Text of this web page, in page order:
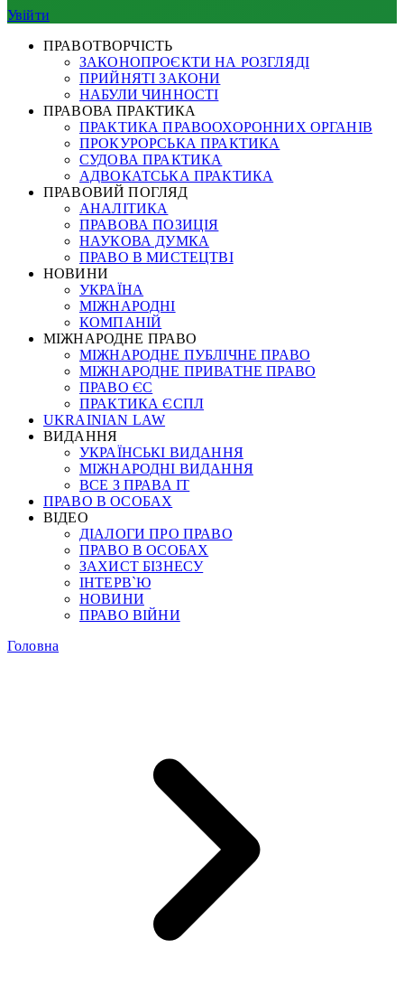
Увійти
ПРАВОТВОРЧІСТЬ
ЗАКОНОПРОЄКТИ НА РОЗГЛЯДІ
ПРИЙНЯТІ ЗАКОНИ
НАБУЛИ ЧИННОСТІ
ПРАВОВА ПРАКТИКА
ПРАКТИКА ПРАВООХОРОННИХ ОРГАНІВ
ПРОКУРОРСЬКА ПРАКТИКА
СУДОВА ПРАКТИКА
АДВОКАТСЬКА ПРАКТИКА
ПРАВОВИЙ ПОГЛЯД
АНАЛІТИКА
ПРАВОВА ПОЗИЦІЯ
НАУКОВА ДУМКА
ПРАВО В МИСТЕЦТВІ
НОВИНИ
УКРАЇНА
МІЖНАРОДНІ
КОМПАНІЙ
МІЖНАРОДНЕ ПРАВО
МІЖНАРОДНЕ ПУБЛІЧНЕ ПРАВО
МІЖНАРОДНЕ ПРИВАТНЕ ПРАВО
ПРАВО ЄС
ПРАКТИКА ЄСПЛ
UKRAINIAN LAW
ВИДАННЯ
УКРАЇНСЬКІ ВИДАННЯ
МІЖНАРОДНІ ВИДАННЯ
ВСЕ З ПРАВА ІТ
ПРАВО В ОСОБАХ
ВІДЕО
ДІАЛОГИ ПРО ПРАВО
ПРАВО В ОСОБАХ
ЗАХИСТ БІЗНЕСУ
ІНТЕРВ`Ю
НОВИНИ
ПРАВО ВІЙНИ
Головна